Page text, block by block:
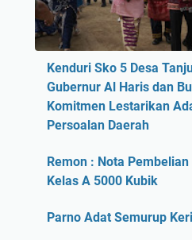
Kenduri Sko 5 Desa
Gubernur Al Haris dan
Komitmen Lestarikan
Persoalan Daerah
Remon : Nota
Kelas A 5000 Kubik
Parno Adat Semurup